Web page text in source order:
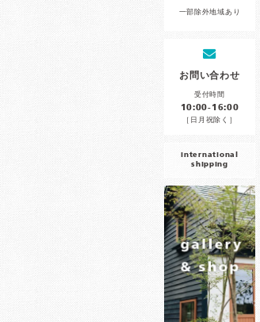
一部除外地域あり
お問い合わせ
受付時間
10:00-16:00
［日月祝除く］
international
shipping